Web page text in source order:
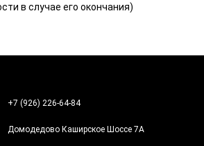
в случае его окончания)
+7 (926) 226-64-84
Домодедово Каширское Шоссе 7А